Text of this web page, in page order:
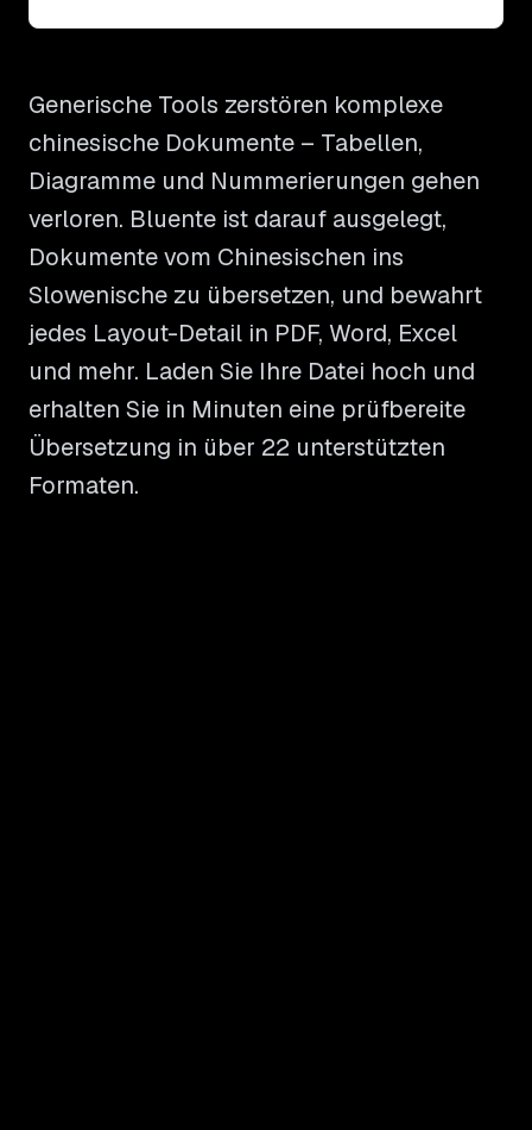
Generische Tools zerstören komplexe
chinesische Dokumente – Tabellen,
Diagramme und Nummerierungen gehen
verloren. Bluente ist darauf ausgelegt,
Dokumente vom Chinesischen ins
Slowenische zu übersetzen, und bewahrt
jedes Layout-Detail in PDF, Word, Excel
und mehr. Laden Sie Ihre Datei hoch und
erhalten Sie in Minuten eine prüfbereite
Übersetzung in über 22 unterstützten
Formaten.